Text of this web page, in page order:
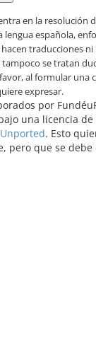
por
una licencia de
. Esto
pero que se